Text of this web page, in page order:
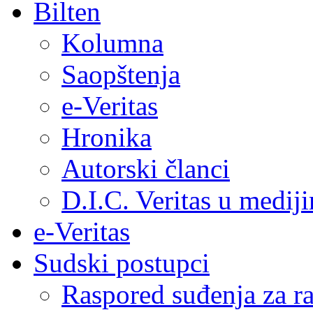
Bilten
Kolumna
Saopštenja
e-Veritas
Hronika
Autorski članci
D.I.C. Veritas u
e-Veritas
Sudski postupci
Raspored suđenja za